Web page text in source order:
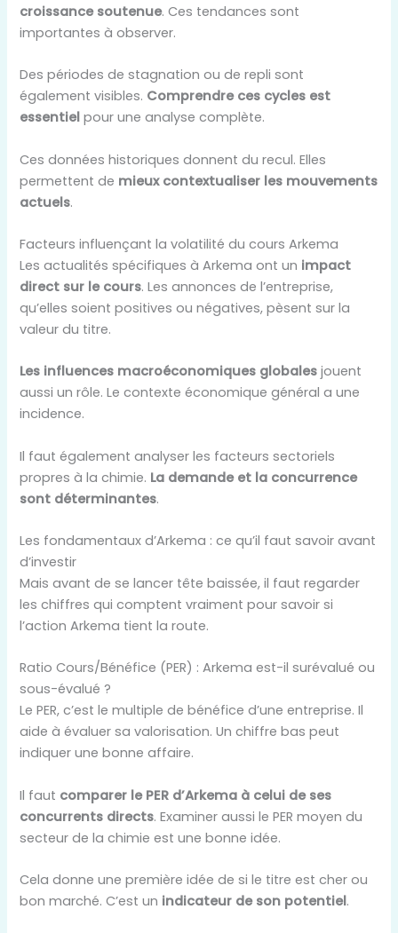
croissance soutenue. Ces tendances sont
importantes à observer.
Des périodes de stagnation ou de repli sont
également visibles. Comprendre ces cycles est
essentiel pour une analyse complète.
Ces données historiques donnent du recul. Elles
permettent de mieux contextualiser les mouvements
actuels.
Facteurs influençant la volatilité du cours Arkema
Les actualités spécifiques à Arkema ont un impact
direct sur le cours. Les annonces de l’entreprise,
qu’elles soient positives ou négatives, pèsent sur la
valeur du titre.
Les influences macroéconomiques globales jouent
aussi un rôle. Le contexte économique général a une
incidence.
Il faut également analyser les facteurs sectoriels
propres à la chimie. La demande et la concurrence
sont déterminantes.
Les fondamentaux d’Arkema : ce qu’il faut savoir avant
d’investir
Mais avant de se lancer tête baissée, il faut regarder
les chiffres qui comptent vraiment pour savoir si
l’action Arkema tient la route.
Ratio Cours/Bénéfice (PER) : Arkema est-il surévalué ou
sous-évalué ?
Le PER, c’est le multiple de bénéfice d’une entreprise. Il
aide à évaluer sa valorisation. Un chiffre bas peut
indiquer une bonne affaire.
Il faut comparer le PER d’Arkema à celui de ses
concurrents directs. Examiner aussi le PER moyen du
secteur de la chimie est une bonne idée.
Cela donne une première idée de si le titre est cher ou
bon marché. C’est un indicateur de son potentiel.